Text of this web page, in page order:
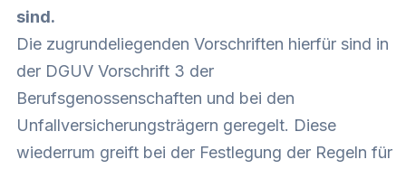
sind.
Die zugrundeliegenden Vorschriften hierfür sind in
der DGUV Vorschrift 3 der
Berufsgenossenschaften und bei den
Unfallversicherungsträgern geregelt. Diese
wiederrum greift bei der Festlegung der Regeln für